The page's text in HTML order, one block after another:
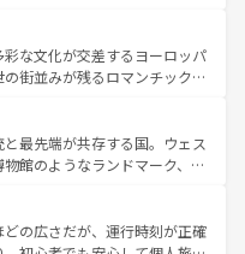
候が異なるスペインはその個
性で訪れる人を魅了する。 なお、新着のスペイン情報は コ
しい。
る。華麗な宮殿、歴史的な大
豊かな自然が、訪れる者を心
スは美食の国としても知ら
あるランス、プロヴァンスの
多彩な楽しみ方が可能だ。さ
力が溢れており、どの街角に
れで全く異なる文化を体験で
新着のフランス情報はコンテンツ一覧
な文化が交差するヨーロッパ
街並みが残るロマンチック街
いても飽きることがない。ベ
ルン州のアルプスの絶景、そ
といった風景は必見。ビール
しい。 なお、新着の
覧を参照してほしい。
最先端が共存する国。ウェス
館のようなランドマーク、歴
。また、優雅なアフタヌーン
らない英国パブ、サッカー観
の広さだが、運行時刻が正確